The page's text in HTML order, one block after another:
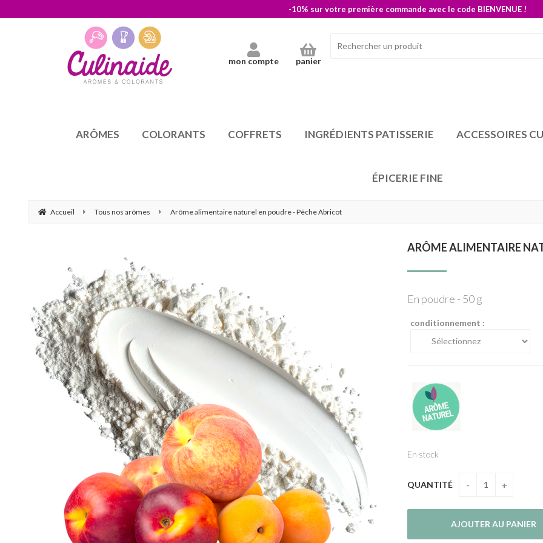
-10% sur votre première commande avec le code BIENVENUE !
mon compte panier
ARÔMES COLORANTS COFFRETS INGRÉDIENTS PATISSERIE ACCESSOIRES
ÉPICERIE FINE
Accueil Tous nos arômes Arôme alimentaire naturel en poudre - Pêche Abricot
ARÔME ALIMENTAIRE
En poudre - 50 g
conditionnement :
En stock
QUANTITÉ